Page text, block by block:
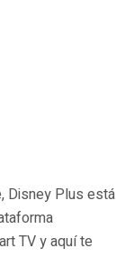
Disney Plus está
TV y aquí te